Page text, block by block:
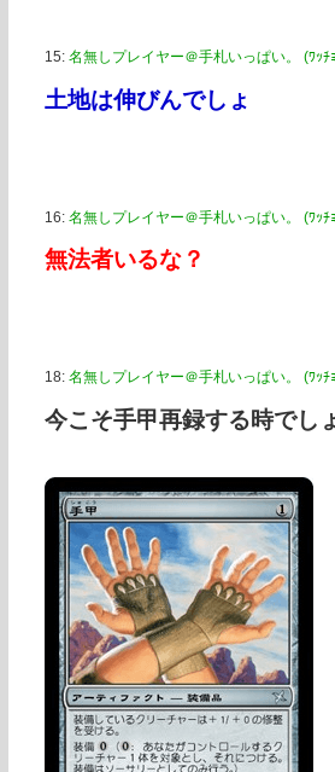
15: 名無しプレイヤー＠手札いっぱい。 (ﾜｯ
土地は伸びんでしょ
16: 名無しプレイヤー＠手札いっぱい。 (ﾜｯ
無法者いるな？
18: 名無しプレイヤー＠手札いっぱい。 (ﾜｯ
今こそ手甲再録する時でし